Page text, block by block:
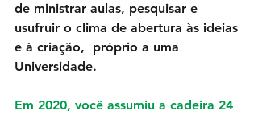
de ministrar aulas, pesquisar e
usufruir o clima de abertura às ideias
e à criação,  próprio a uma
Universidade.
Em 2020, você assumiu a cadeira 24